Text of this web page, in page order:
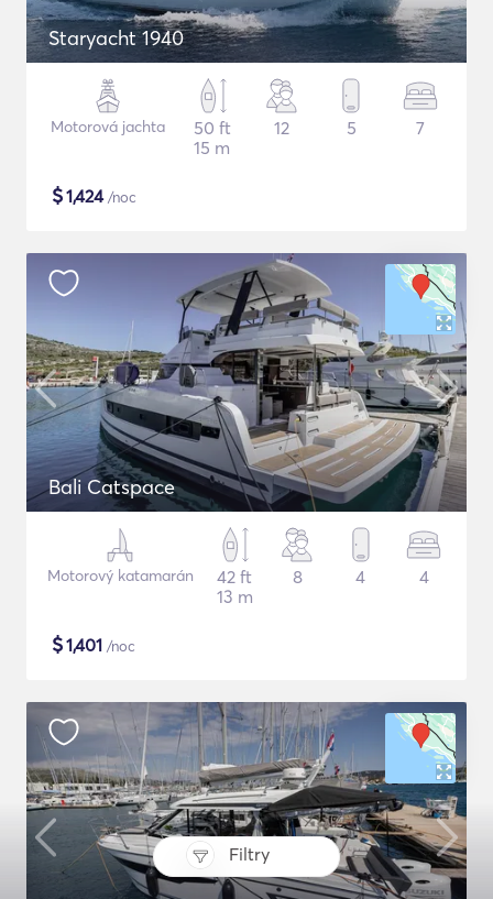
Filtry
Staryacht 1940
Motorová jachta
50 ft
15 m
12 5 7
$1,424/noc
Bali Catspace
Motorový katamarán
42 ft
13 m
8 4 4
$1,401 /noc